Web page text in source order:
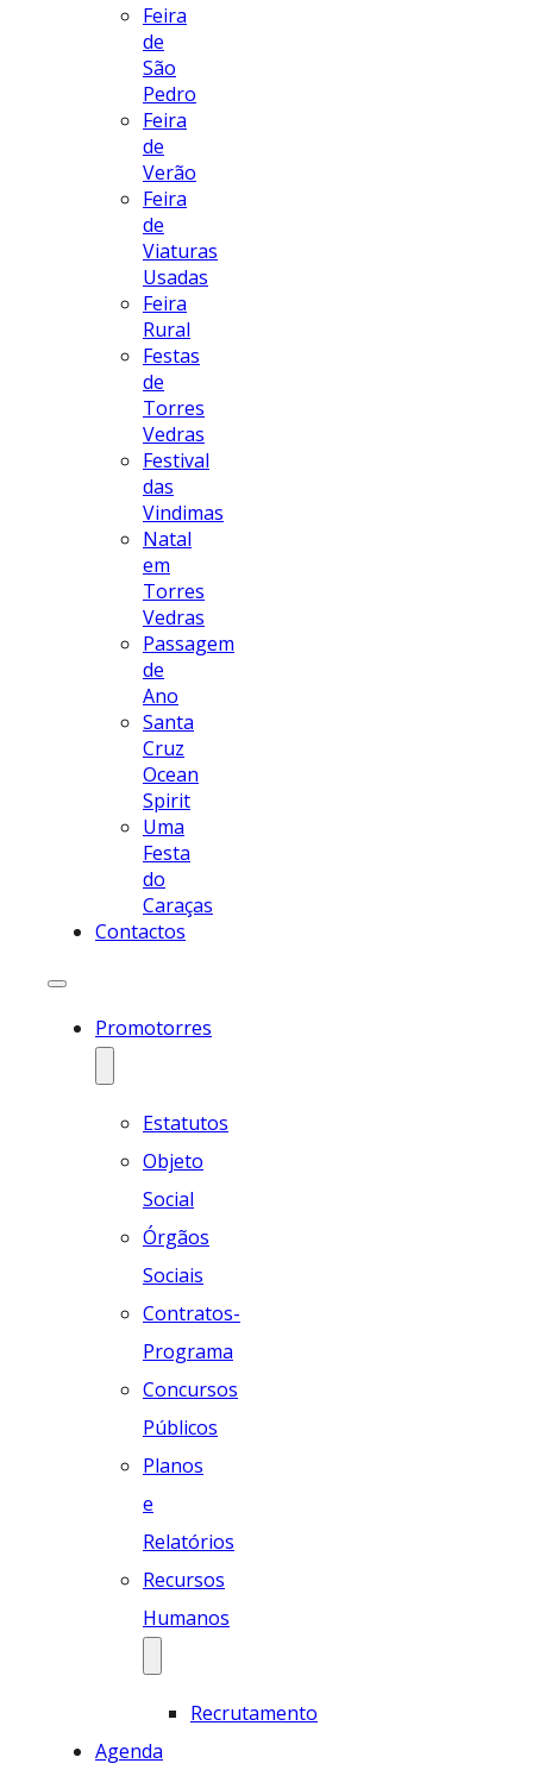
Feira
de
São
Pedro
Feira
de
Verão
Feira
de
Viaturas
Usadas
Feira
Rural
Festas
de
Torres
Vedras
Festival
das
Vindimas
Natal
em
Torres
Vedras
Passagem
de
Ano
Santa
Cruz
Ocean
Spirit
Uma
Festa
do
Caraças
Contactos
Promotorres
Estatutos
Objeto
Social
Órgãos
Sociais
Contratos-
Programa
Concursos
Públicos
Planos
e
Relatórios
Recursos
Humanos
Recrutamento
Agenda